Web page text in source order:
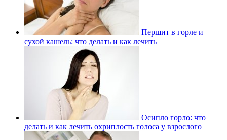
Першит в горле и
сухой кашель: что делать и как лечить
Осипло горло: что
делать и как лечить охриплость голоса у взрослого